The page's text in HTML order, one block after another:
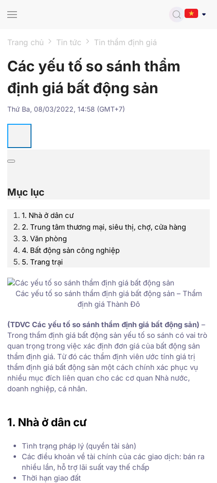
Trang chủ Tin tức Tin thẩm định giá
Các yếu tố so sánh thẩm
định giá bất động sản
Thứ Ba, 08/03/2022, 14:58 (GMT+7)
Mục lục
1. Nhà ở dân cư
2. Trung tâm thương mại, siêu thị, chợ, cửa hàng
3. Văn phòng
4. Bất động sản công nghiệp
5. Trang trại
Các yếu tố so sánh thẩm định giá bất động sản – Thẩm
định giá Thành Đô
(TDVC Các yếu tố so sánh thẩm định giá bất động sản) –
Trong thẩm định giá bất động sản yếu tố so sánh có vai trò
quan trọng trong việc xác định đơn giá của bất động sản
thẩm định giá. Từ đó các thẩm định viên ước tính giá trị
thẩm định giá bất động sản một cách chính xác phục vụ
nhiều mục đích liên quan cho các cơ quan Nhà nước,
doanh nghiệp, cá nhân.
1. Nhà ở dân cư
Tình trạng pháp lý (quyền tài sản)
Các điều khoản về tài chính của các giao dịch: bán ra
nhiều lần, hỗ trợ lãi suất vay thế chấp
Thời hạn giao đất